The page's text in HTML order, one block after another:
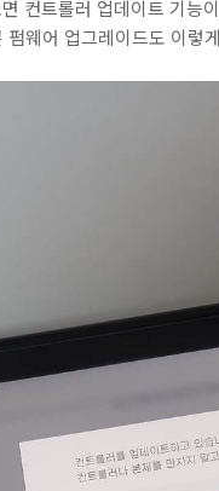
컨트롤러 업데이트 기
웨어 업그레이드도 이렇